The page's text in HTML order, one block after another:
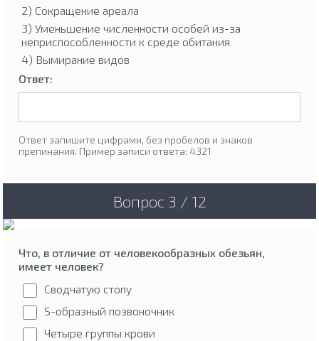
2) Сокращение ареала
3) Уменьшение численности особей из-за
неприспособленности к среде обитания
4) Вымирание видов
Ответ:
Ответ запишите цифрами, без пробелов и знаков
препинания. Пример записи ответа: 4321
Вопрос 3 / 12
Что, в отличие от человекообразных обезьян,
имеет человек?
Сводчатую стопу
S-образный позвоночник
Четыре группы крови